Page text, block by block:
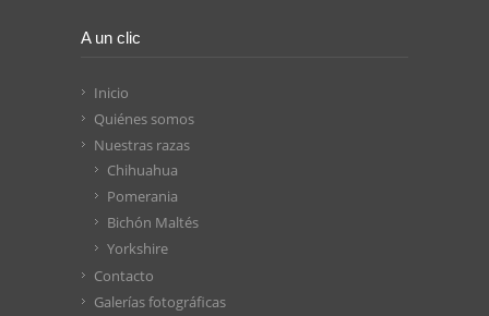
A un clic
Inicio
Quiénes somos
Nuestras razas
Chihuahua
Pomerania
Bichón Maltés
Yorkshire
Contacto
Galerías fotográficas